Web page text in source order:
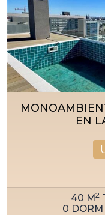
EN
40 M2
0 DORM